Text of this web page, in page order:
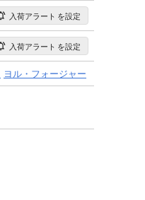
入荷アラート を設定
入荷アラート を設定
ヨル・フォージャー